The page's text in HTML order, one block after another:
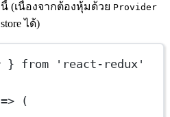
(เนื่องจากต้องหุ้มด้วย Provider
ได้)
} from 'react-redux'
=> (